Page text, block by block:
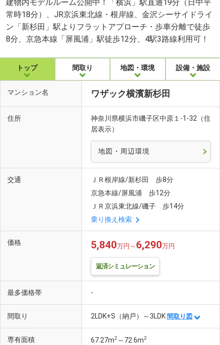
建物内モデルルーム公開中！「横浜」駅直通19分（日中平
常時18分）、JR京浜東北線・根岸線、金沢シーサイドライ
ン「新杉田」駅よりフラットアプローチ・歩車分離で徒歩
8分、京急本線「屏風浦」駅徒歩12分、4駅3路線利用可！
トップ 間取り 地図・環境 設備・施設
マンション名 ワザック横濱新杉田
住所
神奈川県横浜市磯子区中原１-1-32（住
居表示）
地図・周辺環境
交通
ＪＲ根岸線/新杉田 歩8分
京急本線/屏風浦 歩12分
ＪＲ京浜東北線/磯子 歩14分
乗り換え検索
価格 5,840万円～ 6,290万円
返済シミュレーション
最多価格帯 -
間取り 2LDK+S（納戸）～3LDK 間取り図
専有面積 67.27m2 ～72.6m2